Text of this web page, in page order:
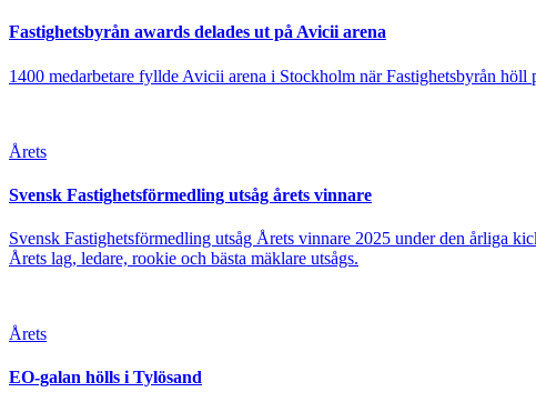
Fastighetsbyrån awards delades ut på Avicii arena
1400 medarbetare fyllde Avicii arena i Stockholm när Fastighetsbyrån
Årets
Svensk Fastighetsförmedling utsåg årets vinnare
Svensk Fastighetsförmedling utsåg Årets vinnare 2025 under den årliga
Årets lag, ledare, rookie och bästa mäklare utsågs.
Årets
EO-galan hölls i Tylösand